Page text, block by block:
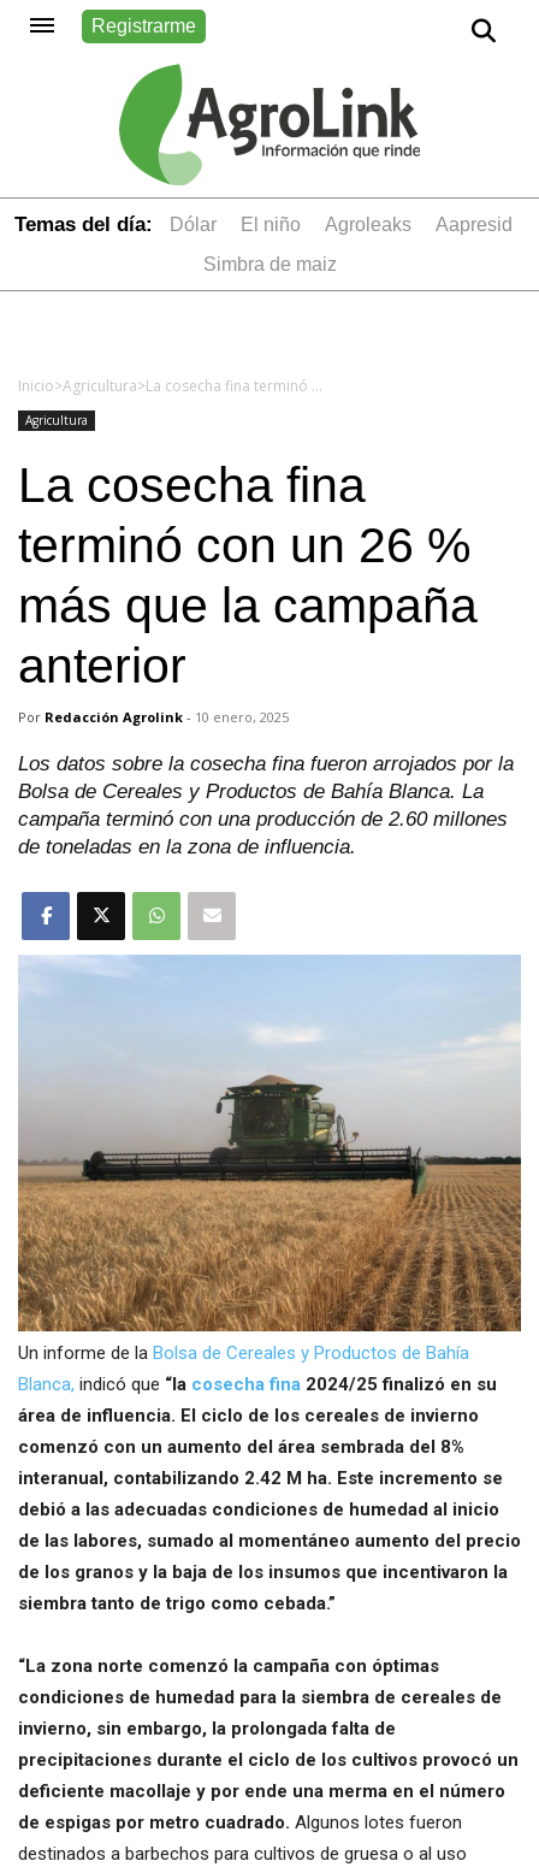
Registrarme
Temas del día: dólar el niño Agroleaks
aapresid
simbra de maiz
Inicio>Agricultura> La cosecha fina terminó con un 26 % más que la campaña anterior
Agricultura
La cosecha fina
terminó con un 26 %
más que la campaña
anterior
Por Redacción Agrolink - 10 enero, 2025
Los datos sobre la cosecha fina fueron arrojados por la
Bolsa de Cereales y Productos de Bahía Blanca. La
campaña terminó con una producción de 2.60 millones
de toneladas en la zona de influencia.
Un informe de la Bolsa de Cereales y Productos de Bahía
Blanca, indicó que “la cosecha fina 2024/25 finalizó en su
área de influencia. El ciclo de los cereales de invierno
comenzó con un aumento del área sembrada del 8%
interanual, contabilizando 2.42 M ha. Este incremento se
debió a las adecuadas condiciones de humedad al inicio
de las labores, sumado al momentáneo aumento del precio
de los granos y la baja de los insumos que incentivaron la
siembra tanto de trigo como cebada.”
“La zona norte comenzó la campaña con óptimas
condiciones de humedad para la siembra de cereales de
invierno, sin embargo, la prolongada falta de
precipitaciones durante el ciclo de los cultivos provocó un
deficiente macollaje y por ende una merma en el número
de espigas por metro cuadrado. Algunos lotes fueron
destinados a barbechos para cultivos de gruesa o al uso